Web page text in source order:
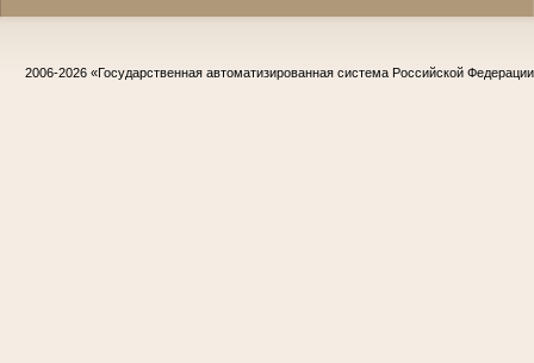
2006-2026 «Государственная автоматизированная система Российской